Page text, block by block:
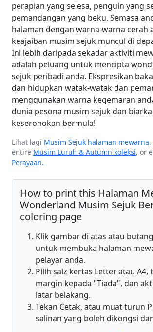
perapian yang selesa, penguin yang
pemandangan yang beku. Semasa
halaman dengan warna-warna cerah
keajaiban musim sejuk muncul di
Ini lebih daripada sekadar aktiviti
adalah peluang untuk mencipta
sejuk peribadi anda. Ekspresikan
dan hidupkan watak-watak dan
menggunakan warna kegemaran
dunia pesona musim sejuk dan
keseronokan bermula!
Lihat lagi Musim Sejuk halaman mewarna
entire Musim Luruh & Autumn koleksi, or
Perayaan.
How to print this Halaman
Wonderland Musim Sejuk
coloring page
Klik gambar di atas atau
untuk membuka halaman
pelayar anda.
Pilih saiz kertas Letter atau A4,
margin kepada "Tiada", dan
latar belakang.
Tekan Cetak, atau muat turun
salinan yang boleh dikongsi